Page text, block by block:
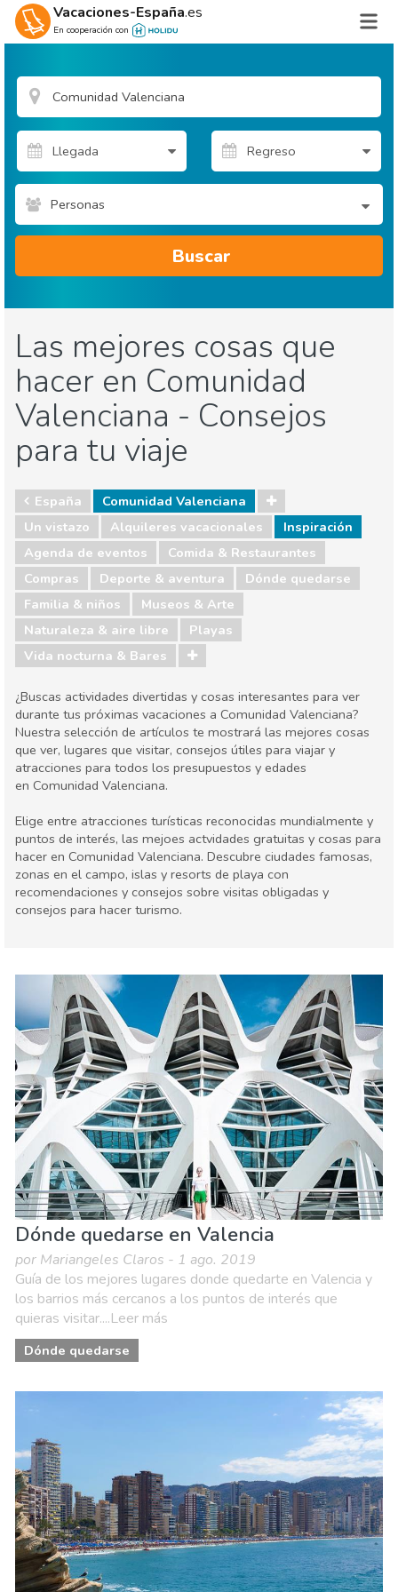
Vacaciones-España.es
En cooperación con
Personas
Buscar
Las mejores cosas que
hacer en Comunidad
Valenciana - Consejos
para tu viaje
España
Comunidad Valenciana
Un vistazo
Alquileres vacacionales
Inspiración
Agenda de eventos
Comida & Restaurantes
Compras
Deporte & aventura
Dónde quedarse
Familia & niños
Museos & Arte
Naturaleza & aire libre
Playas
Vida nocturna & Bares
¿Buscas actividades divertidas y cosas interesantes para ver
durante tus próximas vacaciones a Comunidad Valenciana?
Nuestra selección de artículos te mostrará las mejores cosas
que ver, lugares que visitar, consejos útiles para viajar y
atracciones para todos los presupuestos y edades
en Comunidad Valenciana.
Elige entre atracciones turísticas reconocidas mundialmente y
puntos de interés, las mejoes actvidades gratuitas y cosas para
hacer en Comunidad Valenciana. Descubre ciudades famosas,
zonas en el campo, islas y resorts de playa con
recomendaciones y consejos sobre visitas obligadas y
consejos para hacer turismo.
Agenda de eventos
Comida & Restaurantes
Compras
Deporte & aventura
Dónde quedarse
Familia & niños
Museos & Arte
Naturaleza & aire libre
Playas
Vida nocturna & Bares
Dónde quedarse en Valencia
por Mariangeles Claros - 1 ago. 2019
Guía de los mejores lugares donde quedarte en Valencia y
los barrios más cercanos a los puntos de interés que
quieras visitar....Leer más
Dónde quedarse